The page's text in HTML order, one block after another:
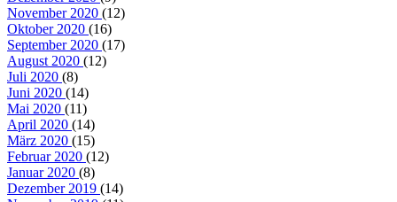
November 2020 (12)
Oktober 2020 (16)
September 2020 (17)
August 2020 (12)
Juli 2020 (8)
Juni 2020 (14)
Mai 2020 (11)
April 2020 (14)
März 2020 (15)
Februar 2020 (12)
Januar 2020 (8)
Dezember 2019 (14)